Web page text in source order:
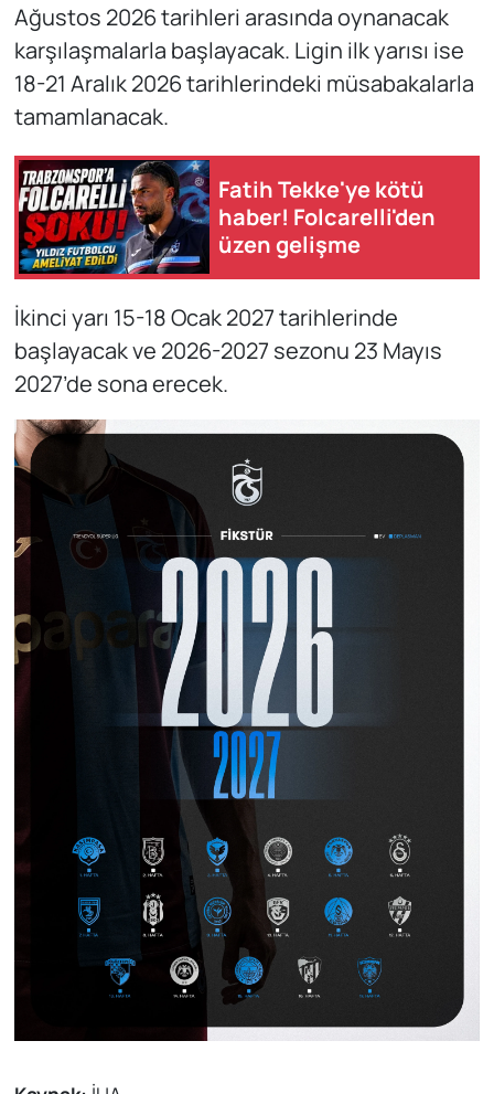
Ağustos 2026 tarihleri arasında oynanacak
karşılaşmalarla başlayacak. Ligin ilk yarısı ise
18-21 Aralık 2026 tarihlerindeki müsabakalarla
tamamlanacak.
Fatih Tekke'ye kötü
haber! Folcarelli'den
üzen gelişme
İkinci yarı 15-18 Ocak 2027 tarihlerinde
başlayacak ve 2026-2027 sezonu 23 Mayıs
2027’de sona erecek.